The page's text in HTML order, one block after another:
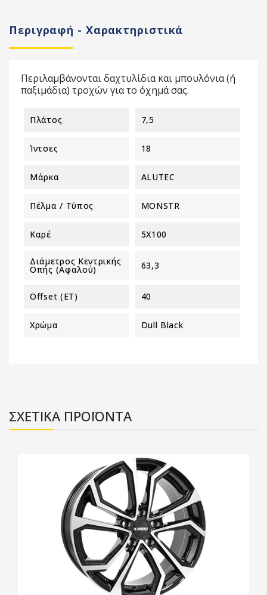
Περιγραφή - Χαρακτηριστικά
Περιλαμβάνονται δαχτυλίδια και μπουλόνια (ή
παξιμάδια) τροχών για το όχημά σας.
Πλάτος 7,5
Ίντσες 18
Μάρκα ALUTEC
Πέλμα / Τύπος MONSTR
Καρέ 5X100
Διάμετρος Κεντρικής
Οπής (αφαλού) 63,3
Offset (ET) 40
Χρώμα Dull Black
ΣΧΕΤΙΚΑ ΠΡΟΪΟΝΤΑ